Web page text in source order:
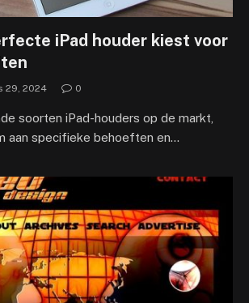
iPad houder kiest voor
29, 2024 0
soorten iPad-houders op de markt,
aan specifieke behoeften en…